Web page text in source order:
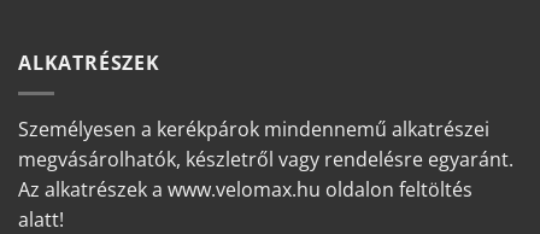
ALKATRÉSZEK
Személyesen a kerékpárok mindennemű alkatrészei
megvásárolhatók, készletről vagy rendelésre egyaránt.
Az alkatrészek a www.velomax.hu oldalon feltöltés
alatt!